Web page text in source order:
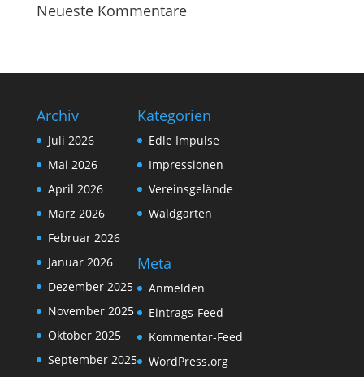
Neueste Kommentare
Archiv
Juli 2026
Mai 2026
April 2026
März 2026
Februar 2026
Januar 2026
Dezember 2025
November 2025
Oktober 2025
September 2025
Kategorien
Edle Impulse
Impressionen
Vereinsgelände
Waldgarten
Meta
Anmelden
Eintrags-Feed
Kommentar-Feed
WordPress.org